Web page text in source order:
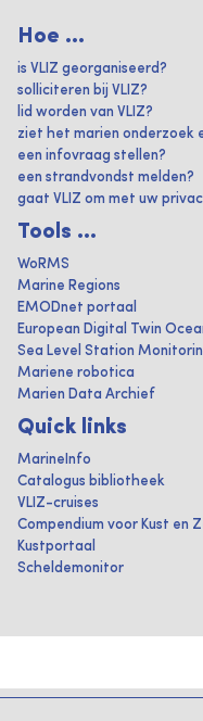
Hoe ...
is VLIZ georganiseerd?
solliciteren bij VLIZ?
lid worden van VLIZ?
ziet het marien onderzoek
een infovraag stellen?
een strandvondst melden?
gaat VLIZ om met uw
Tools ...
WoRMS
Marine Regions
EMODnet portaal
European Digital Twin
Sea Level Station
Mariene robotica
Marien Data Archief
Quick links
MarineInfo
Catalogus bibliotheek
VLIZ-cruises
Compendium voor Kust en
Kustportaal
Scheldemonitor